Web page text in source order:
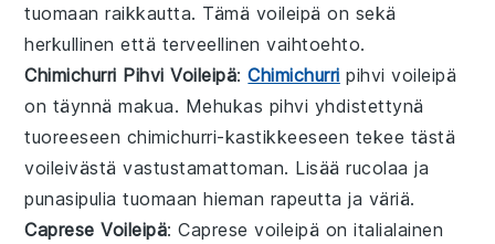
tuomaan raikkautta. Tämä voileipä on sekä
herkullinen että terveellinen vaihtoehto.
Chimichurri Pihvi Voileipä:Chimichurri pihvi voileipä
on täynnä makua. Mehukas pihvi yhdistettynä
tuoreeseen chimichurri-kastikkeeseen tekee tästä
voileivästä vastustamattoman. Lisäärucolaa ja
punasipulia tuomaan hieman rapeutta ja väriä.
Caprese Voileipä: Caprese voileipä on italialainen